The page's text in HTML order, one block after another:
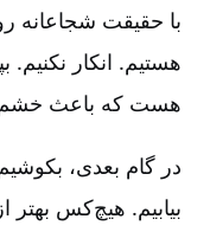
با حقیقت شجاعانه
هستیم‌. انکار نکنیم‌.
هست که باعث
در گام بعدی‌،
بیابیم‌. هیچ‌کس بهتر